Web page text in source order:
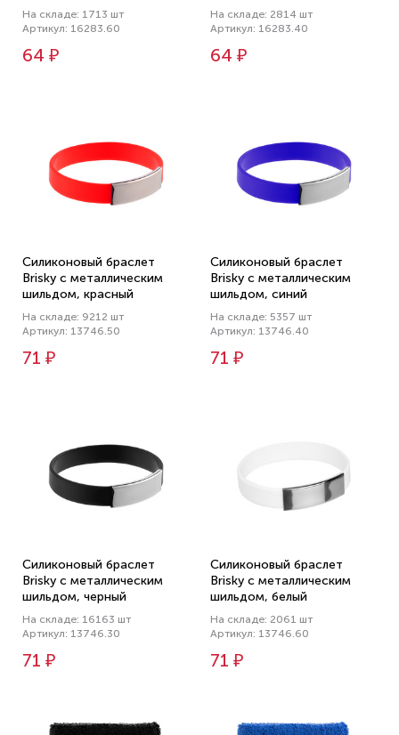
На складе: 1713 шт
Артикул: 16283.60
64 ₽
На складе: 2814 шт
Артикул: 16283.40
64 ₽
Силиконовый браслет
Brisky с металлическим
шильдом, красный
На складе: 9212 шт
Артикул: 13746.50
71 ₽
Силиконовый браслет
Brisky с металлическим
шильдом, синий
На складе: 5357 шт
Артикул: 13746.40
71 ₽
Силиконовый браслет
Brisky с металлическим
шильдом, черный
На складе: 16163 шт
Артикул: 13746.30
71 ₽
Силиконовый браслет
Brisky с металлическим
шильдом, белый
На складе: 2061 шт
Артикул: 13746.60
71 ₽